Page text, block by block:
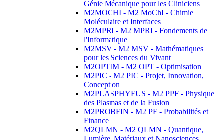
Génie Mécanique pour les Cliniciens
M2MOCHI - M2 MoChI - Chimie
Moléculaire et Interfaces
M2MPRI - M2 MPRI - Fondements de
l'Informatique
M2MSV - M2 MSV - Mathématiques
pour les Sciences du Vivant
M2OPTIM - M2 OPT - Optimisation
M2PIC - M2 PIC - Projet, Innovation,
Conception
M2PLASPHYFUS - M2 PPF - Physique
des Plasmas et de la Fusion
M2PROBFIN - M2 PF - Probabilités et
Finance
M2QLMN - M2 QLMN - Quantique,
Lumière, Matériaux et Nanosciences